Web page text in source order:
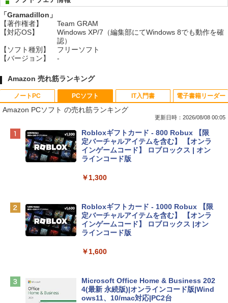
「Gramadillon」
【著作権者】
Team GRAM
【対応OS】
Windows XP/7（編集部にてWindows 8でも動作を確
認）
【ソフト種別】
フリーソフト
【バージョン】
-
Amazon 売れ筋ランキング
ノートPC
Apple 2026 MacBook Neo A18 Proチッ
プ搭載13インチノートブック：AIとAppl
e Intelligence、Liquid Retinaディスプ
レイ、8GBメモリ、512GB SSD、1080p
ィゴ + 3年延長 AppleCare+ for 13インチ
￥162,598
tomtoc 360°保護 15.6 16インチ パソコ
book Lenovo対応
Apple 2026 MacBook Air M5チップ搭載
PCソフト
Amazon PCソフト の売れ筋ランキング
更新日時：2026/08/08 00:05
Robloxギフトカード - 800 Robux 【限
定バーチャルアイテムを含む】 【オンラ
インゲームコード】 ロブロックス | オン
ラインコード版
￥1,300
Robloxギフトカード - 1000 Robux 【限
定バーチャルアイテムを含む】 【オンラ
インゲームコード】 ロブロックス |オン
ラインコード版
￥1,600
Microsoft Office Home & Business 202
4(最新 永続版)|オンラインコード版|Wind
ows11、10/mac対応|PC2台
IT入門書 電子書籍リーダー